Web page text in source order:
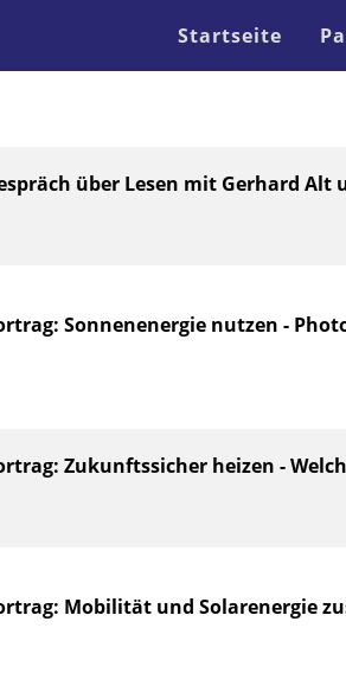
Startseite
über Lesen mit Gerhard Alt
Sonnenenergie nutzen -
Zukunftssicher heizen -
Mobilität und Solarenergie